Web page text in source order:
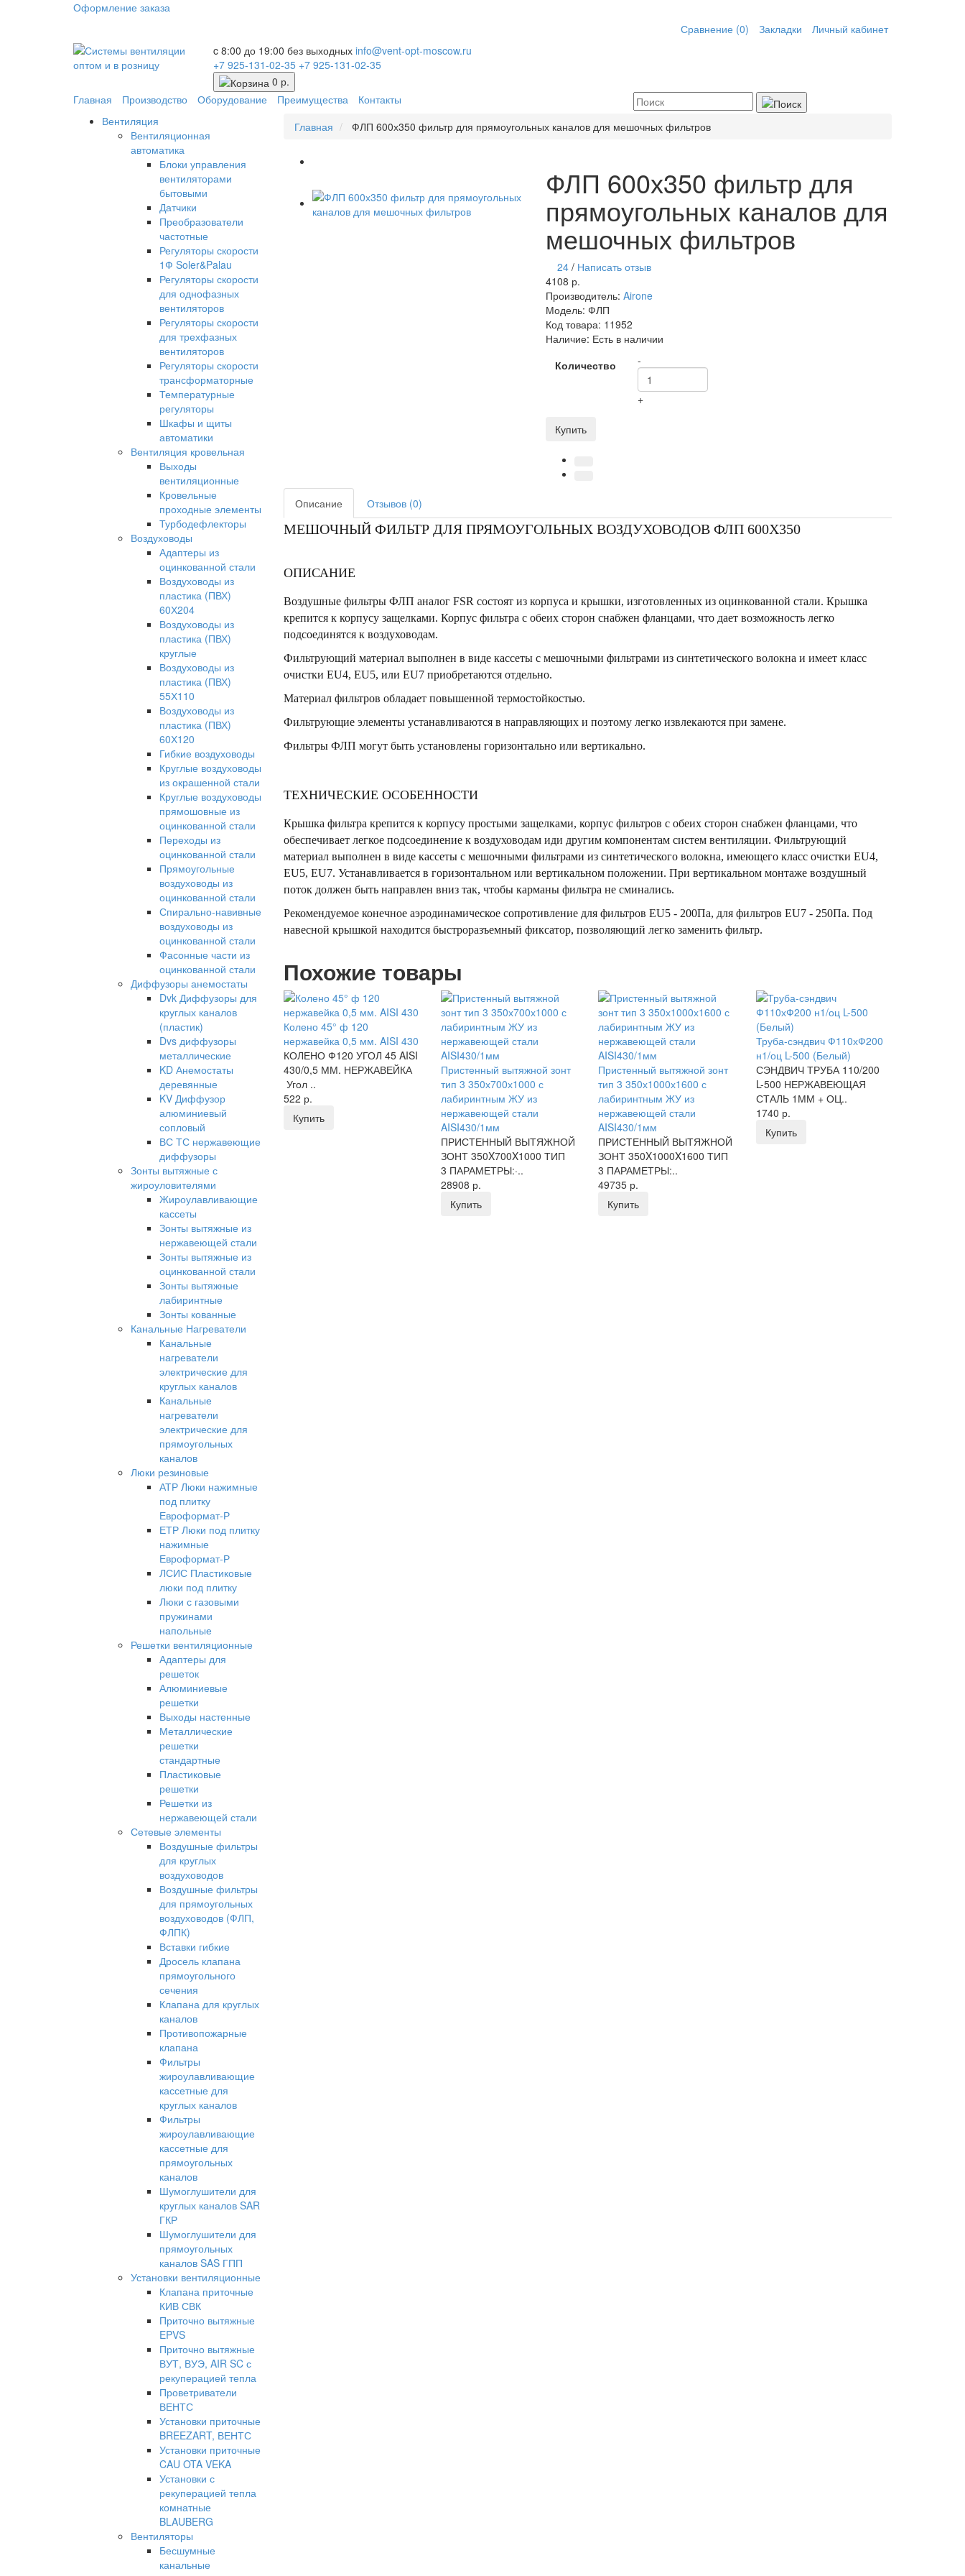
Оформление заказа
Сравнение (0)
Закладки
Личный кабинет
c 8:00 до 19:00 без выходных info@vent-opt-moscow.ru
+7 925-131-02-35 +7 925-131-02-35
0 р.
Главная
Производство Оборудование Преимущества
Контакты
Вентиляция
Вентиляционная
автоматика
Блоки управления
вентиляторами
бытовыми
Датчики
Преобразователи
частотные
Регуляторы скорости
1Ф Soler&Palau
Регуляторы скорости
для однофазных
вентиляторов
Регуляторы скорости
для трехфазных
вентиляторов
Регуляторы скорости
трансформаторные
Температурные
регуляторы
Шкафы и щиты
автоматики
Вентиляция кровельная
Выходы
вентиляционные
Кровельные
проходные элементы
Турбодефлекторы
Воздуховоды
Адаптеры из
оцинкованной стали
Воздуховоды из
пластика (ПВХ)
60Х204
Воздуховоды из
пластика (ПВХ)
круглые
Воздуховоды из
пластика (ПВХ)
55Х110
Воздуховоды из
пластика (ПВХ)
60Х120
Гибкие воздуховоды
Круглые воздуховоды
из окрашенной стали
Круглые воздуховоды
прямошовные из
оцинкованной стали
Переходы из
оцинкованной стали
Прямоугольные
воздуховоды из
оцинкованной стали
Спирально-навивные
воздуховоды из
оцинкованной стали
Фасонные части из
оцинкованной стали
Диффузоры анемостаты
Dvk Диффузоры для
круглых каналов
(пластик)
Dvs диффузоры
металлические
KD Анемостаты
деревянные
KV Диффузор
алюминиевый
сопловый
ВС ТС нержавеющие
диффузоры
Зонты вытяжные с
жироуловителями
Жироулавливающие
кассеты
Зонты вытяжные из
нержавеющей стали
Зонты вытяжные из
оцинкованной стали
Зонты вытяжные
лабиринтные
Зонты кованные
Канальные Нагреватели
Канальные
нагреватели
электрические для
круглых каналов
Канальные
нагреватели
электрические для
прямоугольных
каналов
Люки резиновые
АТР Люки нажимные
под плитку
Евроформат-Р
ЕТР Люки под плитку
нажимные
Евроформат-Р
ЛСИС Пластиковые
люки под плитку
Люки с газовыми
пружинами
напольные
Решетки вентиляционные
Адаптеры для
решеток
Алюминиевые
решетки
Выходы настенные
Металлические
решетки
стандартные
Пластиковые
решетки
Решетки из
нержавеющей стали
Сетевые элементы
Воздушные фильтры
для круглых
воздуховодов
Воздушные фильтры
для прямоугольных
воздуховодов (ФЛП,
ФЛПК)
Вставки гибкие
Дросель клапана
прямоугольного
сечения
Клапана для круглых
каналов
Противопожарные
клапана
Фильтры
жироулавливающие
кассетные для
круглых каналов
Фильтры
жироулавливающие
кассетные для
прямоугольных
каналов
Шумоглушители для
круглых каналов SAR
ГКР
Шумоглушители для
прямоугольных
каналов SAS ГПП
Установки вентиляционные
Клапана приточные
КИВ СВК
Приточно вытяжные
EPVS
Приточно вытяжные
ВУТ, ВУЭ, AIR SC с
рекуперацией тепла
Проветриватели
ВЕНТС
Установки приточные
BREEZART, ВЕНТС
Установки приточные
CAU OTA VEKA
Установки с
рекуперацией тепла
комнатные
BLAUBERG
Вентиляторы
Бесшумные
канальные
Главная ФЛП 600х350 фильтр для прямоугольных каналов для мешочных фильтров
ФЛП 600х350 фильтр для
прямоугольных каналов для
мешочных фильтров
24 / Написать отзыв
4108 р.
Производитель:Airone
Модель:ФЛП
Код товара: 11952
Наличие: Есть в наличии
Количество
-
+
Купить
Описание Отзывов (0)
МЕШОЧНЫЙ ФИЛЬТР ДЛЯ ПРЯМОУГОЛЬНЫХ ВОЗДУХОВОДОВ ФЛП 600X350
ОПИСАНИЕ
Воздушные фильтры ФЛП аналог FSR состоят из корпуса и крышки, изготовленных из оцинкованной стали. Крышка
крепится к корпусу защелками. Корпус фильтра с обеих сторон снабжен фланцами, что дает возможность легко
подсоединятся к воздуховодам.
Фильтрующий материал выполнен в виде кассеты с мешочными фильтрами из синтетического волокна и имеет класс
очистки EU4, EU5, или EU7 приобретаются отдельно.
Материал фильтров обладает повышенной термостойкостью.
Фильтрующие элементы устанавливаются в направляющих и поэтому легко извлекаются при замене.
Фильтры ФЛП могут быть установлены горизонтально или вертикально.
ТЕХНИЧЕСКИЕ ОСОБЕННОСТИ
Крышка фильтра крепится к корпусу простыми защелками, корпус фильтров с обеих сторон снабжен фланцами, что
обеспечивает легкое подсоединение к воздуховодам иди другим компонентам систем вентиляции. Фильтрующий
материал выполнен в виде кассеты с мешочными фильтрами из синтетического волокна, имеющего класс очистки EU4,
EU5, EU7. Устанавливается в горизонтальном или вертикальном положении. При вертикальном монтаже воздушный
поток должен быть направлен вниз так, чтобы карманы фильтра не сминались.
Рекомендуемое конечное аэродинамическое сопротивление для фильтров EU5 - 200Па, для фильтров EU7 - 250Па. Под
навесной крышкой находится быстроразъемный фиксатор, позволяющий легко заменить фильтр.
Похожие товары
Колено 45° ф 120
нержавейка 0,5 мм. AISI 430
КОЛЕНО Ф120 УГОЛ 45 AISI
430/0,5 ММ. НЕРЖАВЕЙКА
Угол ..
522 р.
Купить
Пристенный вытяжной зонт
тип 3 350х700х1000 с
лабиринтным ЖУ из
нержавеющей стали
AISI430/1мм
ПРИСТЕННЫЙ ВЫТЯЖНОЙ
ЗОНТ 350X700X1000 ТИП
3 ПАРАМЕТРЫ:·..
28908 р.
Купить
Пристенный вытяжной зонт
тип 3 350х1000х1600 с
лабиринтным ЖУ из
нержавеющей стали
AISI430/1мм
ПРИСТЕННЫЙ ВЫТЯЖНОЙ
ЗОНТ 350X1000X1600 ТИП
3 ПАРАМЕТРЫ:..
49735 р.
Купить
Труба-сэндвич Ф110хФ200
н1/оц L-500 (Белый)
СЭНДВИЧ ТРУБА 110/200
L-500 НЕРЖАВЕЮЩАЯ
СТАЛЬ 1ММ + ОЦ..
1740 р.
Купить